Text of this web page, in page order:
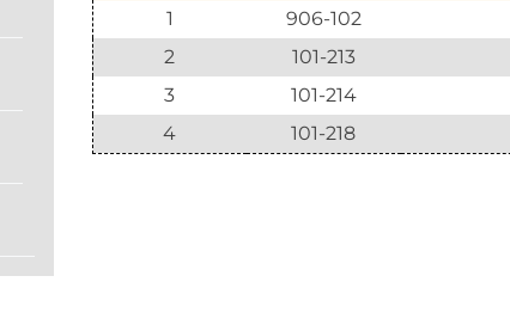
1 906-102
2
101-213
3
101-214
4
101-218